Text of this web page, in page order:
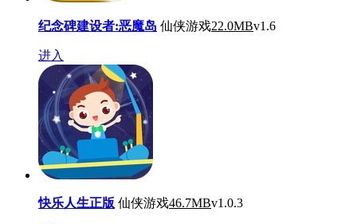
纪念碑建设者:恶魔岛 仙侠游戏22.0MBv1.6
进入
快乐人生正版 仙侠游戏46.7MBv1.0.3